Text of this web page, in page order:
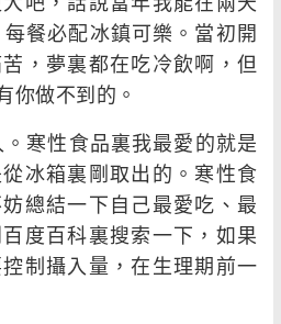
餐必配冰鎮可樂。當初開
，夢裏都在吃冷飲啊，但
你做不到的。
寒性食品裏我最愛的就是
冰箱裏剛取出的。寒性食
總結一下自己最愛吃、最
度百科裏搜索一下，如果
制攝入量，在生理期前一